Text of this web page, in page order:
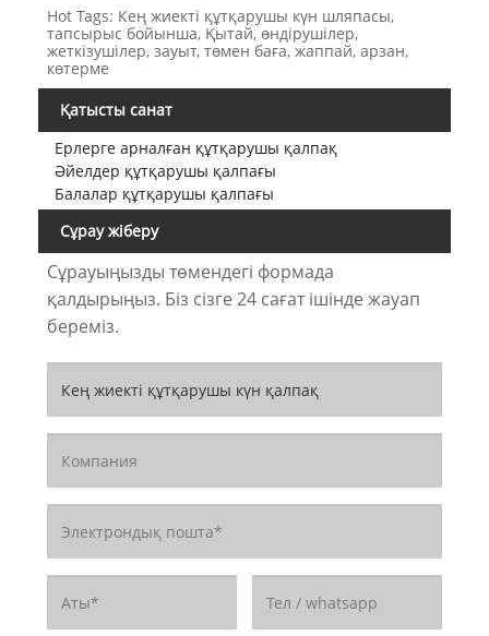
Hot Tags: Кең жиекті құтқарушы күн шляпасы,
тапсырыс бойынша, Қытай, өндірушілер,
жеткізушілер, зауыт, төмен баға, жаппай, арзан,
көтерме
Қатысты санат
Ерлерге арналған құтқарушы қалпақ
Әйелдер құтқарушы қалпағы
Балалар құтқарушы қалпағы
Сұрау жіберу
Сұрауыңызды төмендегі формада
қалдырыңыз. Біз сізге 24 сағат ішінде жауап
береміз.